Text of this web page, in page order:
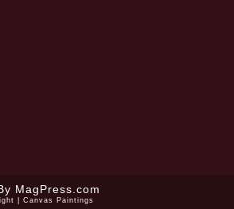
MagPress.com
Canvas Paintings